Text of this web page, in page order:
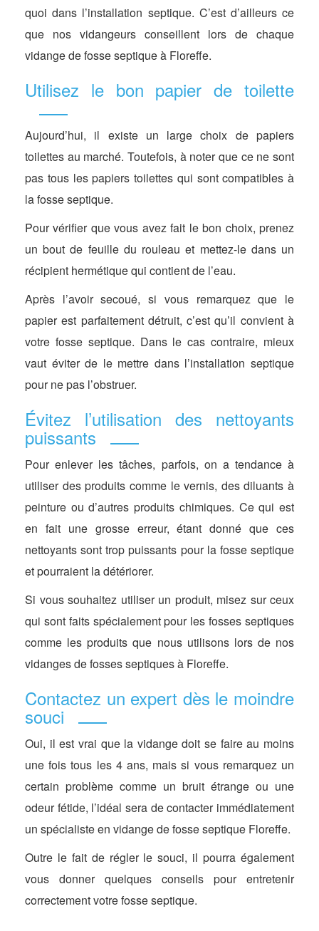
quoi dans l’installation septique. C’est d’ailleurs ce
que nos vidangeurs conseillent lors de chaque
vidange de fosse septique à Floreffe.
Utilisez le bon papier de toilette
Aujourd’hui, il existe un large choix de papiers
toilettes au marché. Toutefois, à noter que ce ne sont
pas tous les papiers toilettes qui sont compatibles à
la fosse septique.
Pour vérifier que vous avez fait le bon choix, prenez
un bout de feuille du rouleau et mettez-le dans un
récipient hermétique qui contient de l’eau.
Après l’avoir secoué, si vous remarquez que le
papier est parfaitement détruit, c’est qu’il convient à
votre fosse septique. Dans le cas contraire, mieux
vaut éviter de le mettre dans l’installation septique
pour ne pas l’obstruer.
Évitez l’utilisation des nettoyants
puissants
Pour enlever les tâches, parfois, on a tendance à
utiliser des produits comme le vernis, des diluants à
peinture ou d’autres produits chimiques. Ce qui est
en fait une grosse erreur, étant donné que ces
nettoyants sont trop puissants pour la fosse septique
et pourraient la détériorer.
Si vous souhaitez utiliser un produit, misez sur ceux
qui sont faits spécialement pour les fosses septiques
comme les produits que nous utilisons lors de nos
vidanges de fosses septiques à Floreffe.
Contactez un expert dès le moindre
souci
Oui, il est vrai que la vidange doit se faire au moins
une fois tous les 4 ans, mais si vous remarquez un
certain problème comme un bruit étrange ou une
odeur fétide, l’idéal sera de contacter immédiatement
un spécialiste en vidange de fosse septique Floreffe.
Outre le fait de régler le souci, il pourra également
vous donner quelques conseils pour entretenir
correctement votre fosse septique.